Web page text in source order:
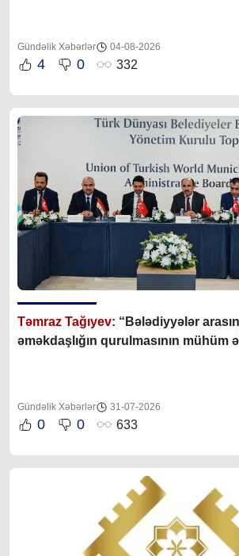
Gündəlik Xəbərlər 04-08-2026
4 0 332
Təmraz Tağıyev: “Bələdiyyələr
əməkdaşlığın qurulmasının mühüm
Gündəlik Xəbərlər 31-07-2026
0 0 633